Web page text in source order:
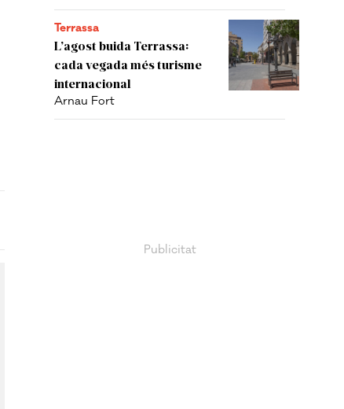
Terrassa
L’agost buida Terrassa:
cada vegada més turisme
internacional
Arnau Fort